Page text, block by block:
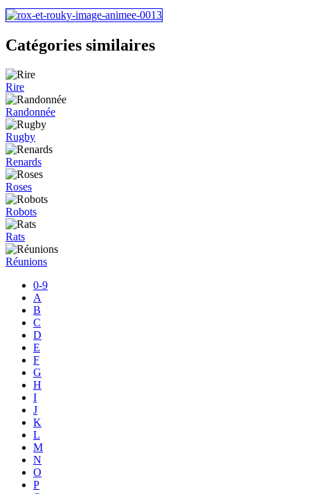
Catégories similaires
Rire
Randonnée
Rugby
Renards
Roses
Robots
Rats
Réunions
0-9
A
B
C
D
E
F
G
H
I
J
K
L
M
N
O
P